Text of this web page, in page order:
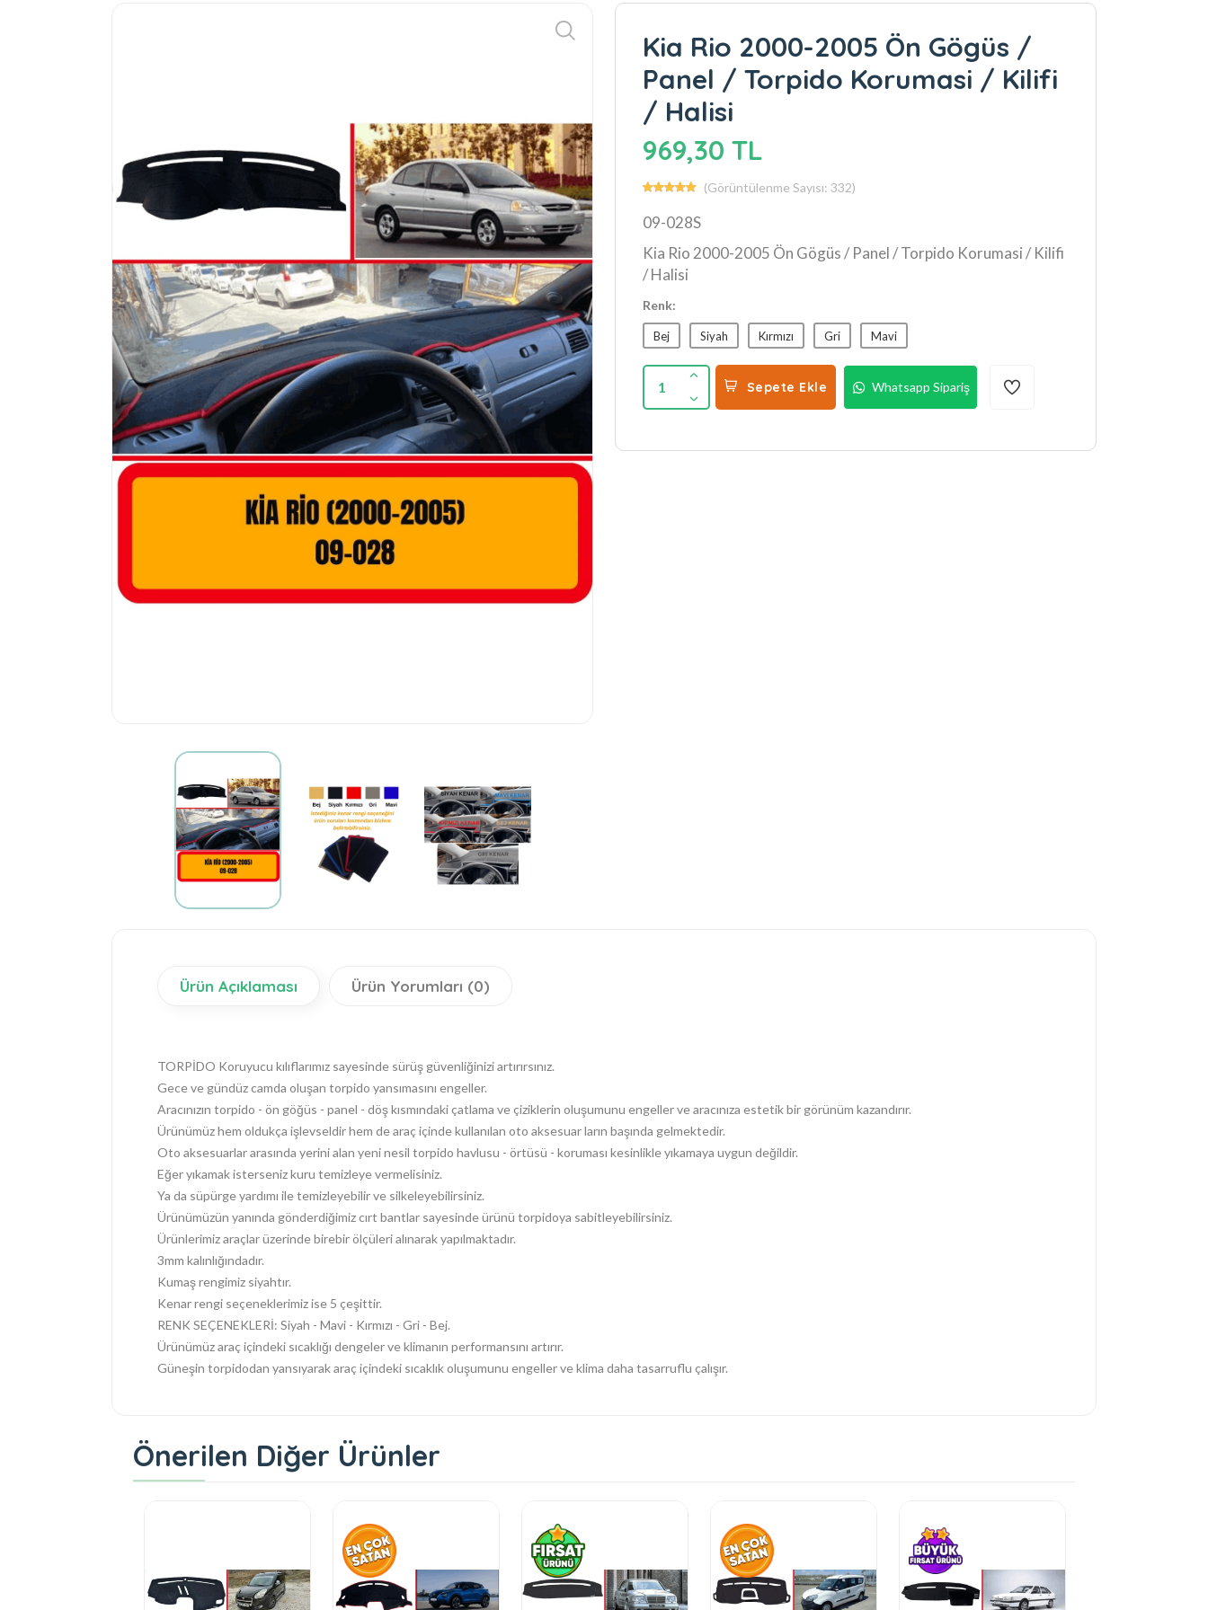
Kia Rio 2000-2005 Ön Gögüs /
Panel / Torpido Korumasi / Kilifi
/ Halisi
969,30 TL
(Görüntülenme Sayısı: 332)
09-028S
Kia Rio 2000-2005 Ön Gögüs / Panel / Torpido Korumasi / Kilifi
/ Halisi
Renk:
Bej Siyah Kırmızı Gri Mavi
1 Sepete Ekle Whatsapp Sipariş
Ürün Açıklaması Ürün Yorumları (0)
TORPİDO Koruyucu kılıflarımız sayesinde sürüş güvenliğinizi artırırsınız.
Gece ve gündüz camda oluşan torpido yansımasını engeller.
Aracınızın torpido - ön göğüs - panel - döş kısmındaki çatlama ve çiziklerin oluşumunu engeller ve aracınıza estetik bir görünüm kazandırır.
Ürünümüz hem oldukça işlevseldir hem de araç içinde kullanılan oto aksesuar ların başında gelmektedir.
Oto aksesuarlar arasında yerini alan yeni nesil torpido havlusu - örtüsü - koruması kesinlikle yıkamaya uygun değildir.
Eğer yıkamak isterseniz kuru temizleye vermelisiniz.
Ya da süpürge yardımı ile temizleyebilir ve silkeleyebilirsiniz.
Ürünümüzün yanında gönderdiğimiz cırt bantlar sayesinde ürünü torpidoya sabitleyebilirsiniz.
Ürünlerimiz araçlar üzerinde birebir ölçüleri alınarak yapılmaktadır.
3mm kalınlığındadır.
Kumaş rengimiz siyahtır.
Kenar rengi seçeneklerimiz ise 5 çeşittir.
RENK SEÇENEKLERİ: Siyah - Mavi - Kırmızı - Gri - Bej.
Ürünümüz araç içindeki sıcaklığı dengeler ve klimanın performansını artırır.
Güneşin torpidodan yansıyarak araç içindeki sıcaklık oluşumunu engeller ve klima daha tasarruflu çalışır.
Önerilen Diğer Ürünler